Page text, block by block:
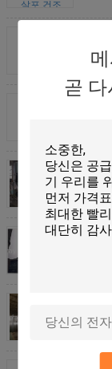
곧
화
안료
식
크